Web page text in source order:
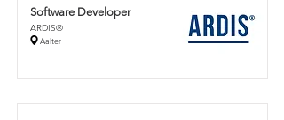
Software Developer
ARDIS®
Aalter